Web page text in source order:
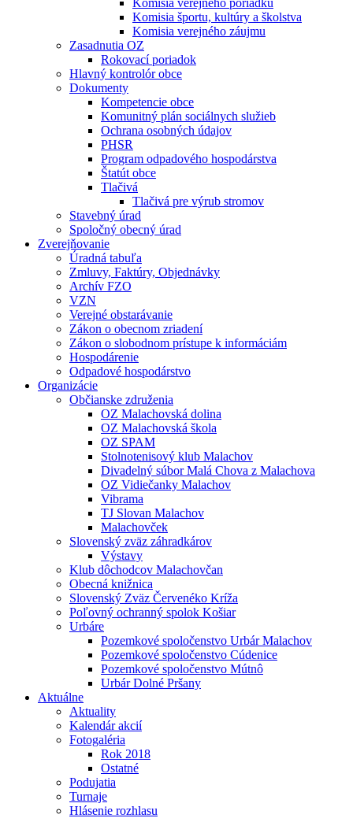
Komisia verejného poriadku
Komisia športu, kultúry a školstva
Komisia verejného záujmu
Zasadnutia OZ
Rokovací poriadok
Hlavný kontrolór obce
Dokumenty
Kompetencie obce
Komunitný plán sociálnych služieb
Ochrana osobných údajov
PHSR
Program odpadového hospodárstva
Štatút obce
Tlačivá
Tlačivá pre výrub stromov
Stavebný úrad
Spoločný obecný úrad
Zverejňovanie
Úradná tabuľa
Zmluvy, Faktúry, Objednávky
Archív FZO
VZN
Verejné obstarávanie
Zákon o obecnom zriadení
Zákon o slobodnom prístupe k informáciám
Hospodárenie
Odpadové hospodárstvo
Organizácie
Občianske združenia
OZ Malachovská dolina
OZ Malachovská škola
OZ SPAM
Stolnotenisový klub Malachov
Divadelný súbor Malá Chova z Malachova
OZ Vidiečanky Malachov
Vibrama
TJ Slovan Malachov
Malachovček
Slovenský zväz záhradkárov
Výstavy
Klub dôchodcov Malachovčan
Obecná knižnica
Slovenský Zväz Červenéko Kríža
Poľovný ochranný spolok Košiar
Urbáre
Pozemkové spoločenstvo Urbár Malachov
Pozemkové spoločenstvo Cúdenice
Pozemkové spoločenstvo Mútnô
Urbár Dolné Pršany
Aktuálne
Aktuality
Kalendár akcií
Fotogaléria
Rok 2018
Ostatné
Podujatia
Turnaje
Hlásenie rozhlasu